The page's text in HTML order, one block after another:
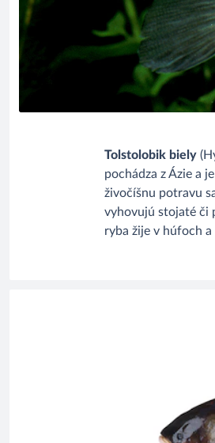
Tolstolobik biely
pochádza z Ázie a
živočíšnu potravu
vyhovujú stojaté či
ryba žije v húfoch a